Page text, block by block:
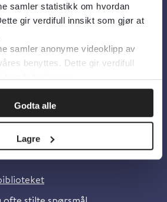
samler statistikk om hvordan
gir verdifull innsikt som gjør at
samler anonyme videoklipp av
benyttes. Dette gir verdifull
kan forbedre oss.
Godta alle
Lagre